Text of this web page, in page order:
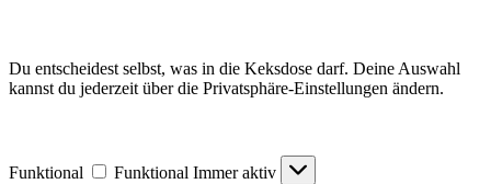
Du entscheidest selbst, was in die Keksdose darf. Deine Auswahl
kannst du jederzeit über die Privatsphäre-Einstellungen ändern.
Funktional Funktional Immer aktiv